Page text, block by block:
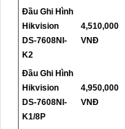
Đầu Ghi Hình
Hikvision
DS-7608NI-
K2
4,510,000
VNĐ
Đầu Ghi Hình
Hikvision
DS-7608NI-
K1/8P
4,950,000
VNĐ